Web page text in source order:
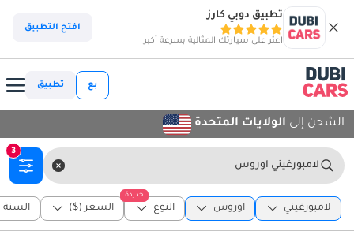
تطبيق دوبي كارز
اعثر على سيارتك المثالية بسرعة أكبر
افتح التطبيق
بع تطبيق
الشحن إلى الولايات المتحدة
لامبورغيني اوروس
3
لامبورغيني اوروس
جديدة
النوع السعر ($) السنة